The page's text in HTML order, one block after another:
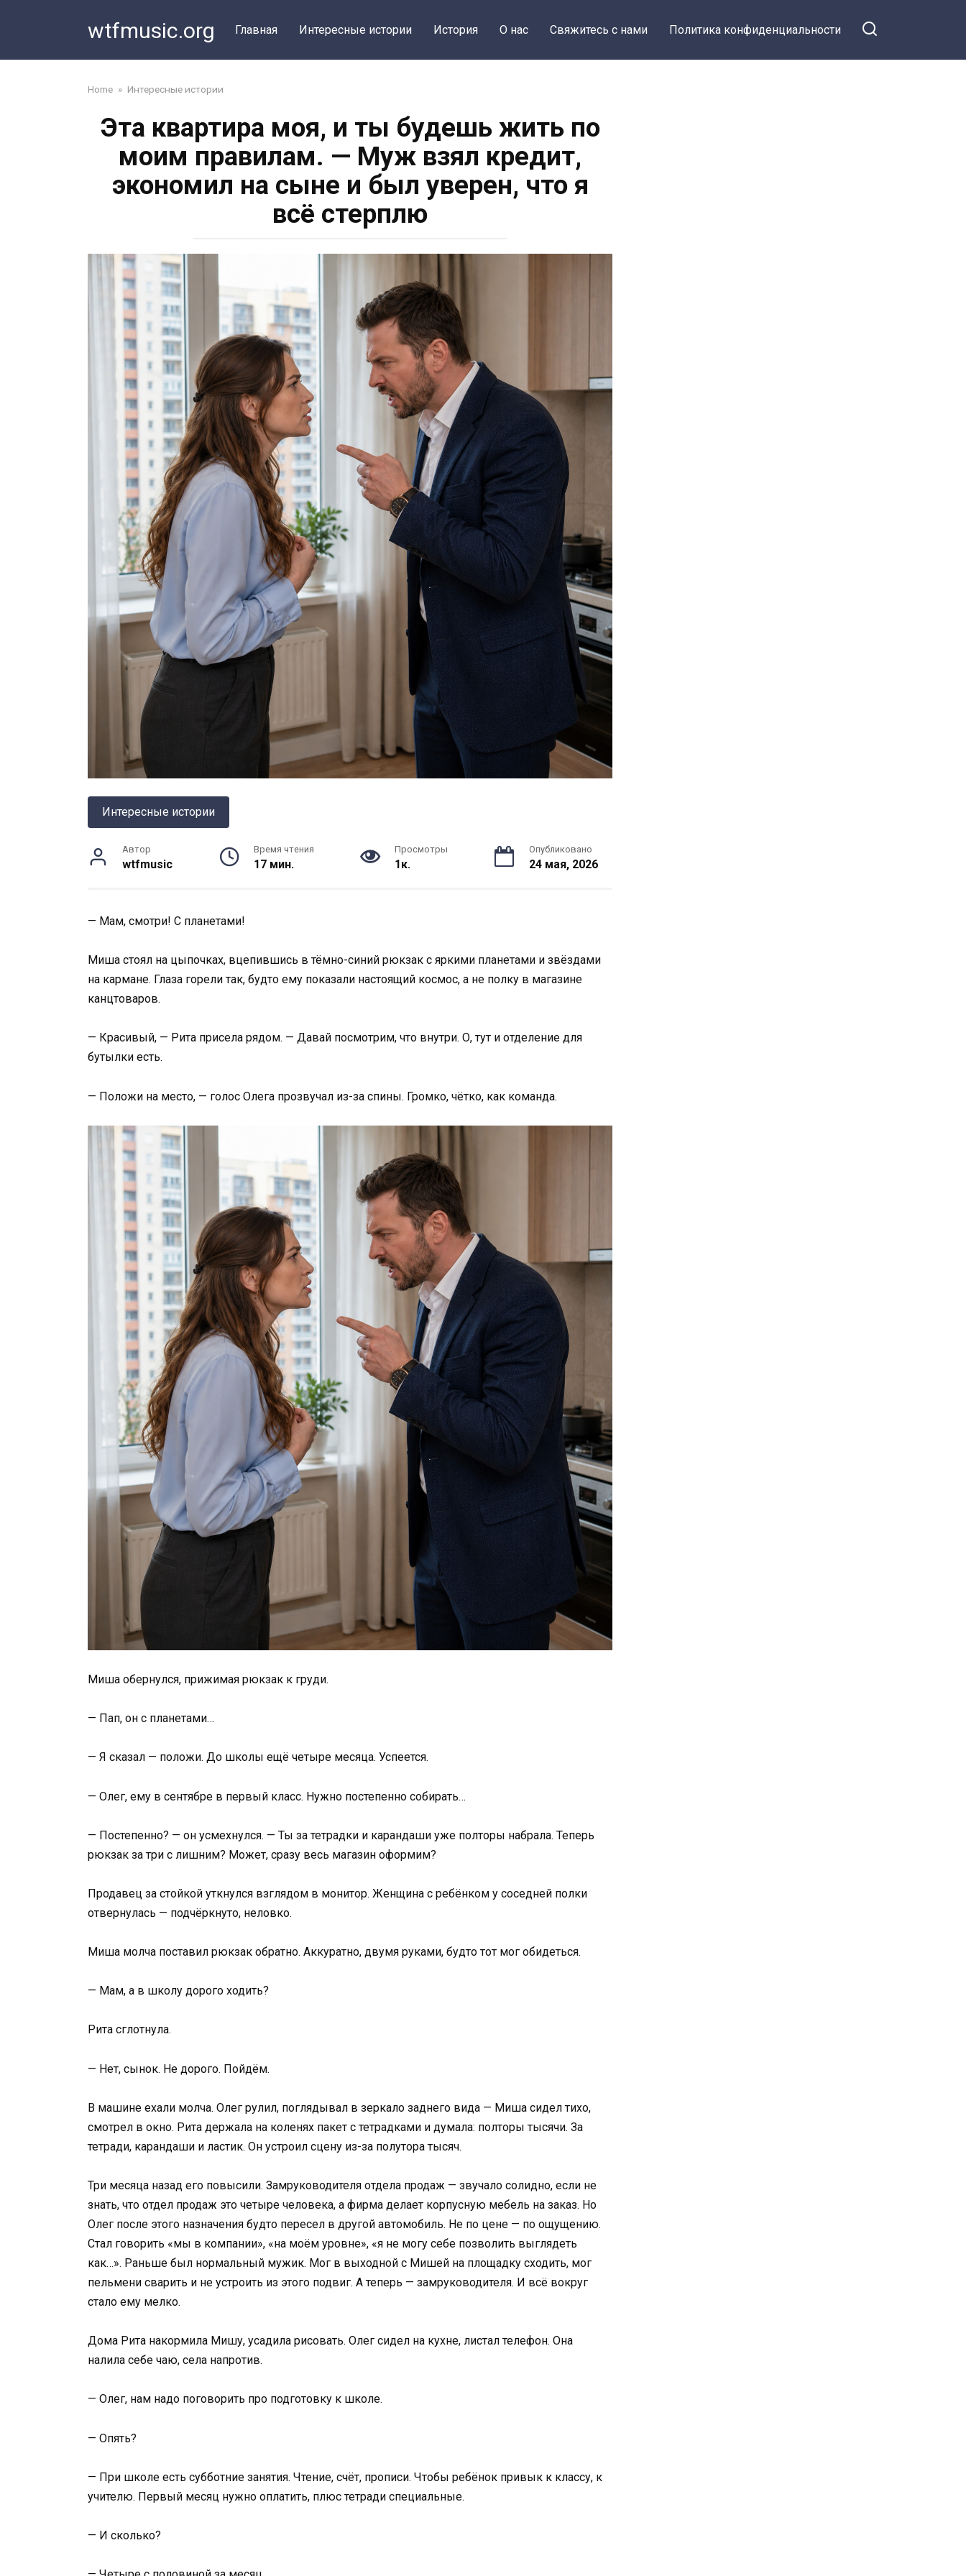
wtfmusic.org Главная Интересные истории История О нас Свяжитесь с нами Политика конфиденциальности
Home » Интересные истории
Эта квартира моя, и ты будешь жить по
моим правилам. — Муж взял кредит,
экономил на сыне и был уверен, что я
всё стерплю
Интересные истории
Автор
wtfmusic
Время чтения
17 мин.
Просмотры
1к.
Опубликовано
24 мая, 2026
— Мам, смотри! С планетами!
Миша стоял на цыпочках, вцепившись в тёмно-синий рюкзак с яркими планетами и звёздами
на кармане. Глаза горели так, будто ему показали настоящий космос, а не полку в магазине
канцтоваров.
— Красивый, — Рита присела рядом. — Давай посмотрим, что внутри. О, тут и отделение для
бутылки есть.
— Положи на место, — голос Олега прозвучал из-за спины. Громко, чётко, как команда.
Миша обернулся, прижимая рюкзак к груди.
— Пап, он с планетами…
— Я сказал — положи. До школы ещё четыре месяца. Успеется.
— Олег, ему в сентябре в первый класс. Нужно постепенно собирать…
— Постепенно? — он усмехнулся. — Ты за тетрадки и карандаши уже полторы набрала. Теперь
рюкзак за три с лишним? Может, сразу весь магазин оформим?
Продавец за стойкой уткнулся взглядом в монитор. Женщина с ребёнком у соседней полки
отвернулась — подчёркнуто, неловко.
Миша молча поставил рюкзак обратно. Аккуратно, двумя руками, будто тот мог обидеться.
— Мам, а в школу дорого ходить?
Рита сглотнула.
— Нет, сынок. Не дорого. Пойдём.
В машине ехали молча. Олег рулил, поглядывал в зеркало заднего вида — Миша сидел тихо,
смотрел в окно. Рита держала на коленях пакет с тетрадками и думала: полторы тысячи. За
тетради, карандаши и ластик. Он устроил сцену из-за полутора тысяч.
Три месяца назад его повысили. Замруководителя отдела продаж — звучало солидно, если не
знать, что отдел продаж это четыре человека, а фирма делает корпусную мебель на заказ. Но
Олег после этого назначения будто пересел в другой автомобиль. Не по цене — по ощущению.
Стал говорить «мы в компании», «на моём уровне», «я не могу себе позволить выглядеть
как…». Раньше был нормальный мужик. Мог в выходной с Мишей на площадку сходить, мог
пельмени сварить и не устроить из этого подвиг. А теперь — замруководителя. И всё вокруг
стало ему мелко.
Дома Рита накормила Мишу, усадила рисовать. Олег сидел на кухне, листал телефон. Она
налила себе чаю, села напротив.
— Олег, нам надо поговорить про подготовку к школе.
— Опять?
— При школе есть субботние занятия. Чтение, счёт, прописи. Чтобы ребёнок привык к классу, к
учителю. Первый месяц нужно оплатить, плюс тетради специальные.
— И сколько?